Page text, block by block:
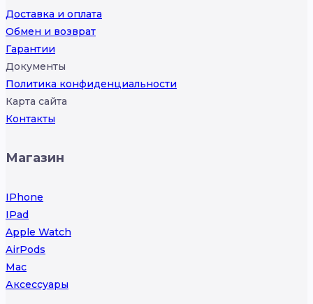
Доставка и оплата
Обмен и возврат
Гарантии
Документы
Политика конфиденциальности
Карта сайта
Контакты
Магазин
IPhone
IPad
Apple Watch
AirPods
Mac
Аксессуары